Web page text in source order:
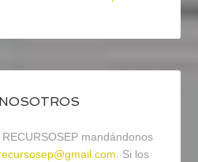
mandándonos
. Si los